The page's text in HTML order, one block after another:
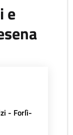
e
- Forlì-